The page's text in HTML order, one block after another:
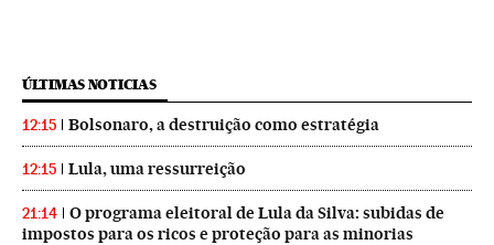
ÚLTIMAS NOTICIAS
12:15 Bolsonaro, a destruição como estratégia
12:15 Lula, uma ressurreição
21:14
O programa eleitoral de Lula da Silva: subidas de
impostos para os ricos e proteção para as minorias